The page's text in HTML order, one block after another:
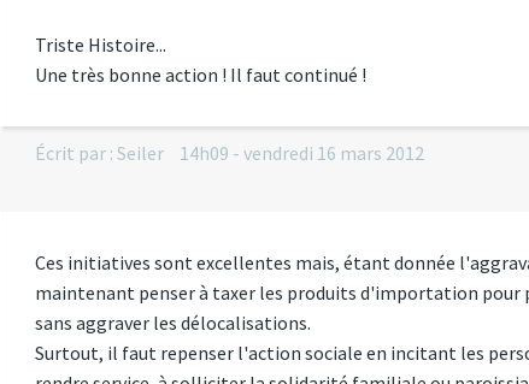
Triste Histoire...
Une très bonne action ! Il faut continué !
Écrit par : Seiler 14h09 - vendredi 16 mars 2012
Ces initiatives sont excellentes mais, étant donnée
maintenant penser à taxer les produits d'importation pour
sans aggraver les délocalisations.
Surtout, il faut repenser l'action sociale en incitant les